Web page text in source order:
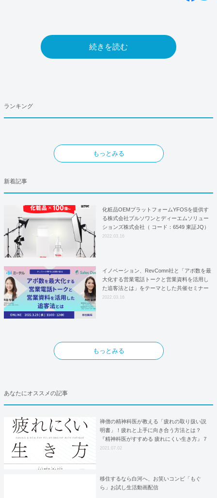
続きを読む
ランキング
もっとみる
新着記事
化粧品OEMプラットフォームYFOSを提供す
る株式会社プルソワンとディーエムソリュー
ションズ株式会社（ コード：6549 東証JQ）
はYFOSにおけるロジスティクスパートナー
2022.03.16
イノベーション、RevComn社と「アポ数を最
大化する営業電話トークと営業資料を活用し
た追客法とは」をテーマとした共催セミナー
を開催！
2022.03.16
もっとみる
あなたにオススメの記事
禅僧の精神科医が教える「疲れの取り扱い説
明書」！疲れと上手に向き合う方法とは？
『精神科医がすすめる 疲れにくい生き方』７
月２日（金）発売！
2021.07.02
移住するなら白河へ、お笑いコンビ「もぐ
ら」お試し生活動画配信